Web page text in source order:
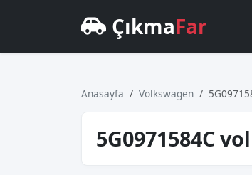
ÇıkmaFar
Anasayfa Volkswagen
5G0971584C